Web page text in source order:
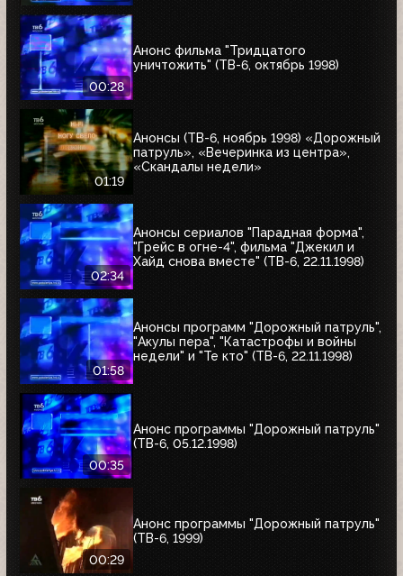
00:28
Анонс фильма "Тридцатого
уничтожить" (ТВ-6, октябрь 1998)
01:19
Анонсы (ТВ-6, ноябрь 1998) «Дорожный
патруль», «Вечеринка из центра»,
«Скандалы недели»
02:34
Анонсы сериалов "Парадная форма",
"Грейс в огне-4", фильма "Джекил и
Хайд снова вместе" (ТВ-6, 22.11.1998)
01:58
Анонсы программ "Дорожный патруль",
"Акулы пера", "Катастрофы и войны
недели" и "Те кто" (ТВ-6, 22.11.1998)
00:35
Анонс программы "Дорожный патруль"
(ТВ-6, 05.12.1998)
00:29
Анонс программы "Дорожный патруль"
(ТВ-6, 1999)